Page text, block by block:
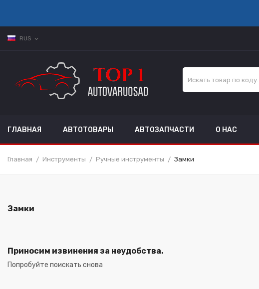
RUS expand_more
ГЛАВНАЯ АВТОТОВАРЫ АВТОЗАПЧАСТИ О НАС
Главная Инструменты Ручные инструменты Замки
Замки
Приносим извинения за неудобства.
Попробуйте поискать снова